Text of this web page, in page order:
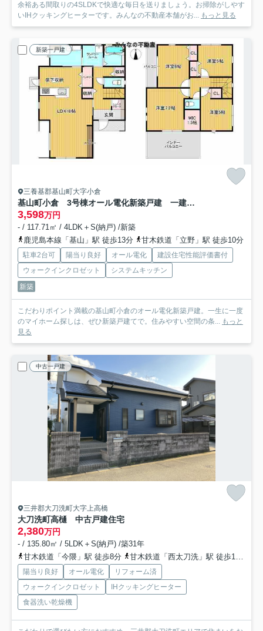
余裕ある間取りの4SLDKで快適な毎日を送りましょう。お掃除がしやす
いIHクッキングヒーターです。みんなの不動産本舗がお... もっと見る
新築一戸建
三養基郡基山町大字小倉
基山町小倉 3号棟オール電化新築戸建 一建設株式会社
3,598万円
- / 117.71㎡ / 4LDK＋S(納戸) /新築
鹿児島本線「基山」駅 徒歩13分
甘木鉄道「立野」駅 徒歩10分
駐車2台可 陽当り良好 オール電化
建設住宅性能評価書付
ウォークインクロゼット
システムキッチン
新築
こだわりポイント満載の基山町小倉のオール電化新築戸建。一生に一度
のマイホーム探しは、ぜひ新築戸建てで。住みやすい空間の条... もっと
見る
中古一戸建
三井郡大刀洗町大字上高橋
大刀洗町高樋 中古戸建住宅
2,380万円
- / 135.80㎡ / 5LDK＋S(納戸) /築31年
甘木鉄道「今隈」駅 徒歩8分
甘木鉄道「西太刀洗」駅 徒歩17分
陽当り良好 オール電化
リフォーム済
ウォークインクロゼット
IHクッキングヒーター
食器洗い乾燥機